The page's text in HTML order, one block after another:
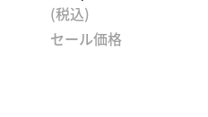
(税込)
セール価格